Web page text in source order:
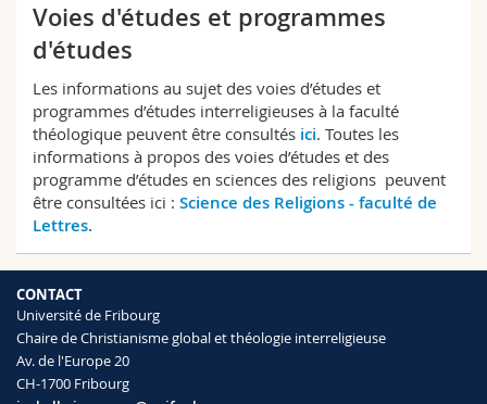
Voies d'études et programmes
d'études
Les informations au sujet des voies d’études et
programmes d’études interreligieuses à la faculté
théologique peuvent être consultés ici. Toutes les
informations à propos des voies d’études et des
programme d’études en sciences des religions peuvent
être consultées ici : Science des Religions - faculté de
Lettres.
CONTACT
Université de Fribourg
Chaire de Christianisme global et théologie interreligieuse
Av. de l'Europe 20
CH-1700 Fribourg